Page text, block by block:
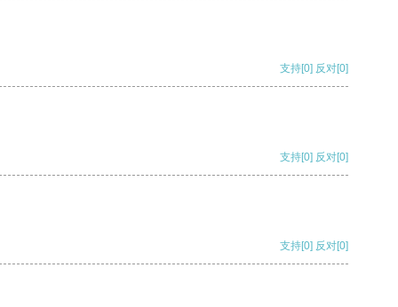
支持[0] 反对[0]
支持[0] 反对[0]
支持[0] 反对[0]